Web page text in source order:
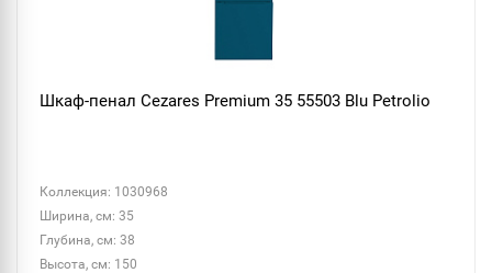
Шкаф-пенал Cezares Premium 35 55503 Blu Petrolio
Коллекция: 1030968
Ширина, см: 35
Глубина, см: 38
Высота, см: 150